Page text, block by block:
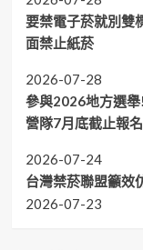
要禁電子菸就別雙
面禁止紙菸
2026-07-28
參與2026地方選
營隊7月底截止報名
2026-07-24
台灣禁菸聯盟籲
2026-07-23